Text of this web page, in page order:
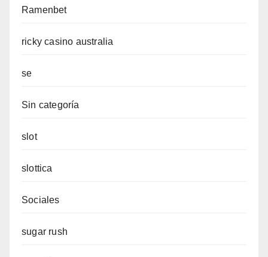
Ramenbet
ricky casino australia
se
Sin categoría
slot
slottica
Sociales
sugar rush